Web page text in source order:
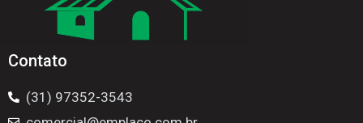
Contato
(31) 97352-3543